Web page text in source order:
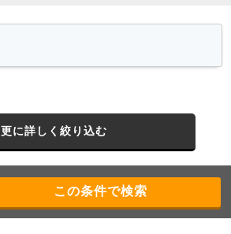
更に詳しく絞り込む